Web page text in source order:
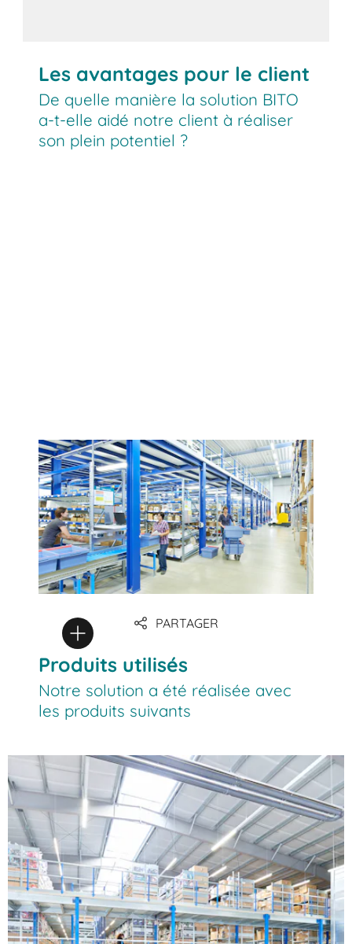
Les avantages pour le client
De quelle manière la solution BITO
a-t-elle aidé notre client à réaliser
son plein potentiel ?
PARTAGER
Produits utilisés
Notre solution a été réalisée avec
les produits suivants